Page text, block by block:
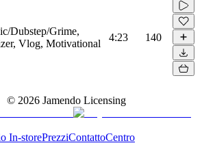
Dubstep/Grime,
Vlog, Motivational
4:23 140
© 2026 Jamendo Licensing
In-storePrezziContattoCentro